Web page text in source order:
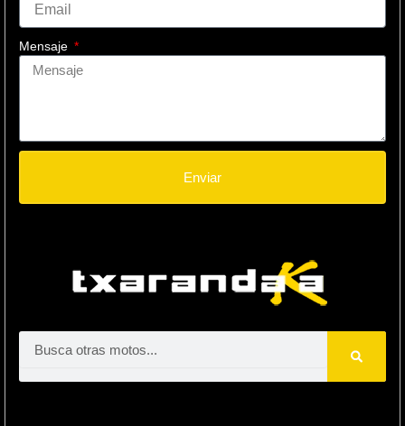
Mensaje
Enviar